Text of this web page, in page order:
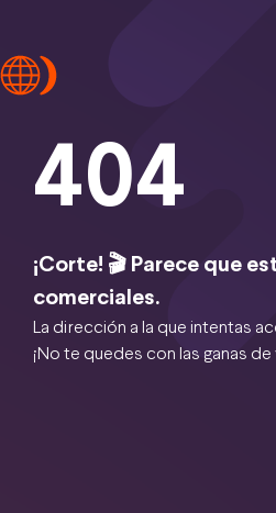
404
¡Corte! 🎬 Parece que
comerciales.
La dirección a la que intentas
¡No te quedes con las ganas